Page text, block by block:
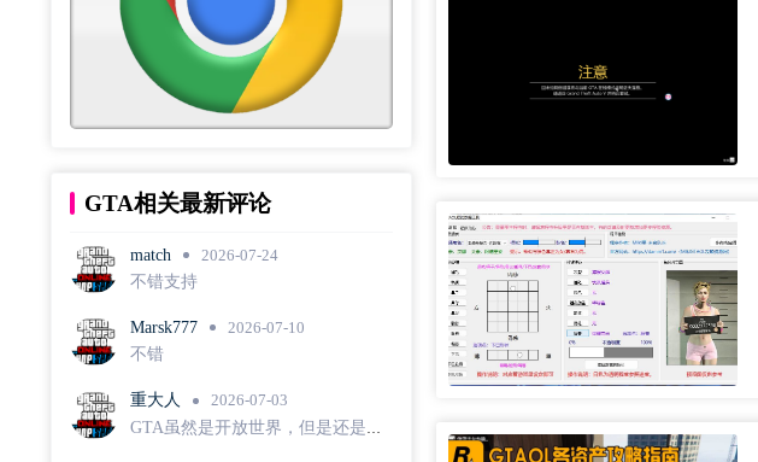
GTA相关最新评论
match
2026-07-24
不错支持
Marsk777
2026-07-10
不错
重大人
2026-07-03
GTA虽然是开放世界，但是还是有